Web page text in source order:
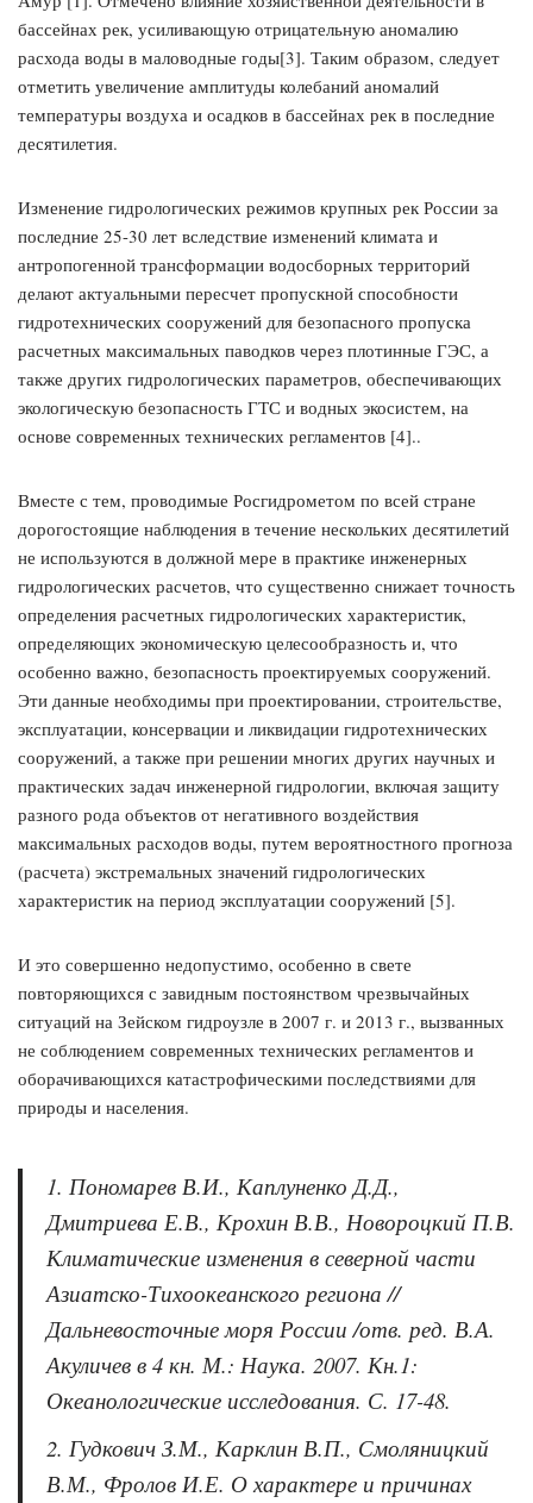
бассейнах рек, усиливающую отрицательную аномалию
расхода воды в маловодные годы[3]. Таким образом, следует
отметить увеличение амплитуды колебаний аномалий
температуры воздуха и осадков в бассейнах рек в последние
десятилетия.
Изменение гидрологических режимов крупных рек России за
последние 25-30 лет вследствие изменений климата и
антропогенной трансформации водосборных территорий
делают актуальными пересчет пропускной способности
гидротехнических сооружений для безопасного пропуска
расчетных максимальных паводков через плотинные ГЭС, а
также других гидрологических параметров, обеспечивающих
экологическую безопасность ГТС и водных экосистем, на
основе современных технических регламентов [4]..
Вместе с тем, проводимые Росгидрометом по всей стране
дорогостоящие наблюдения в течение нескольких десятилетий
не исполь­зуются в должной мере в практике инженерных
гидрологических расче­тов, что существенно снижает точность
определения расчетных гидроло­гических характеристик,
определяющих экономическую целесообразность и, что
особенно важно, безопасность проектируемых сооружений.
Эти данные необходимы при проектировании, строительст­ве,
эксплуатации, консервации и ликвидации гидротехнических
сооруже­ний, а также при решении многих других научных и
практических задач инженерной гидрологии, включая защиту
разного рода объектов от нега­тивного воздействия
максимальных расходов воды, путем вероятностного прогноза
(расчета) экстремальных значений гидрологических
характери­стик на период эксплуатации сооружений [5].
И это совершенно недопустимо, особенно в свете
повторяющихся с завидным постоянством чрезвычайных
ситуаций на Зейском гидроузле в 2007 г. и 2013 г., вызванных
не соблюдением современных технических регламентов и
оборачивающихся катастрофическими последствиями для
природы и населения.
1. Пономарев В.И., Каплуненко Д.Д.,
Дмитриева Е.В., Крохин В.В., Новороцкий П.В.
Климатические изменения в северной части
Азиатско-Тихоокеанского региона //
Дальневосточные моря России /отв. ред. В.А.
Акуличев в 4 кн. М.: Наука. 2007. Кн.1:
Океанологические исследования. С. 17-48.
2. Гудкович З.М., Карклин В.П., Смоляницкий
В.М., Фролов И.Е. О характере и причинах